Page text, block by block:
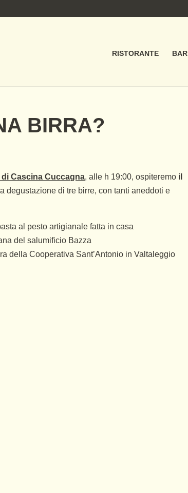
RISTORANTE BAR
BIRRA?
Cascina Cuccagna, alle h 19:00, ospiteremo il
degustazione di tre birre, con tanti aneddoti e
al pesto artigianale fatta in casa
del salumificio Bazza
della Cooperativa Sant’Antonio in Valtaleggio